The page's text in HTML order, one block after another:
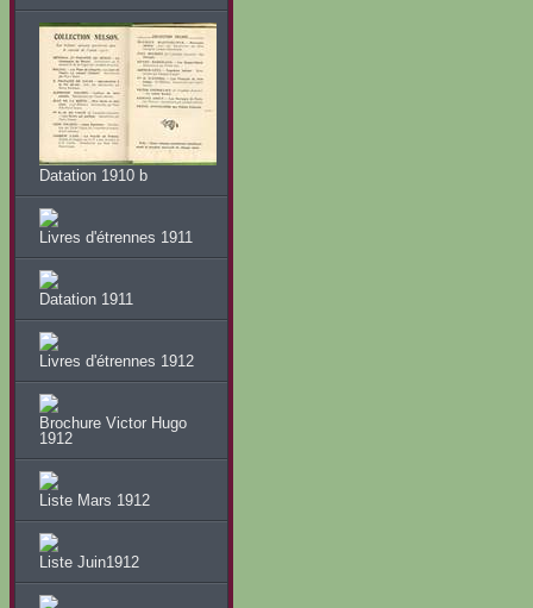
Datation 1910 b
Livres d'étrennes 1911
Datation 1911
Livres d'étrennes 1912
Brochure Victor Hugo
1912
Liste Mars 1912
Liste Juin1912